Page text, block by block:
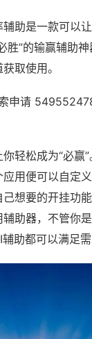
助是一款可以
胜”的输赢辅助
取使用。
申请
轻松成为“必赢
用便可以自定
想要的开挂功
助器，不管你
助都可以满足需